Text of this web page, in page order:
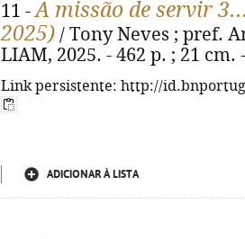
11 -A missão de servir
2025) / Tony Neves ; pref.
LIAM, 2025. - 462 p. ; 21 cm.
Link persistente: http://
ADICIONAR À LISTA